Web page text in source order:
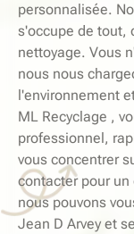
personnalisée.
s'occupe de tout,
nettoyage. Vous
nous nous
l'environnement
ML Recyclage ,
professionnel,
vous concentrer
contacter pour
nous pouvons
Jean D Arvey et